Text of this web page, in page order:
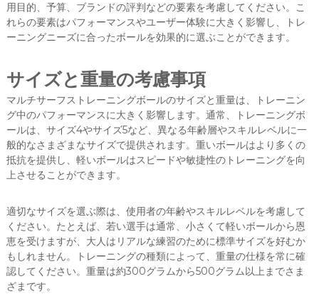
用目的、予算、ブランドの評判などの要素を考慮してください。こ
れらの要素はパフォーマンスやユーザー体験に大きく影響し、トレ
ーニングニーズに合ったボールを効果的に選ぶことができます。
サイズと重量の考慮事項
マルチサーフストレーニングボールのサイズと重量は、トレーニン
グ中のパフォーマンスに大きく影響します。通常、トレーニングボ
ールは、サイズ4やサイズ5など、異なる年齢層やスキルレベルに一
般的なさまざまなサイズで提供されます。重いボールはより多くの
抵抗を提供し、軽いボールはスピードや敏捷性のトレーニングを向
上させることができます。
適切なサイズを選ぶ際は、使用者の年齢やスキルレベルを考慮して
ください。たとえば、若い選手は通常、小さくて軽いボールから恩
恵を受けますが、大人はリアルな練習のために標準サイズを好むか
もしれません。トレーニングの種類によって、重量の仕様を常に確
認してください。重量は約300グラムから500グラム以上までさま
ざまです。